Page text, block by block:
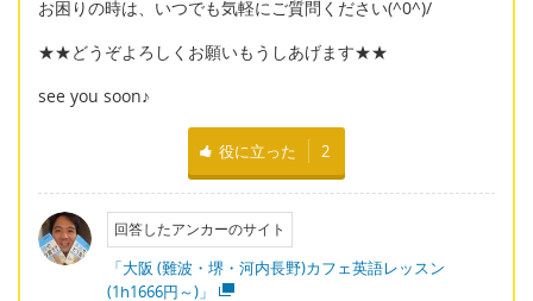
お困りの時は、いつでも気軽にご質問ください(^0^)/
★★どうぞよろしくお願いもうしあげます★★
see you soon♪
役に立った 2
回答したアンカーのサイト
「大阪 (難波・堺・河内長野)カフェ英語レッスン
(1h1666円～)」